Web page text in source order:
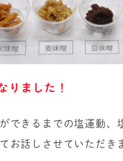
りました！
できるまでの塩運動、
お話しさせていただき